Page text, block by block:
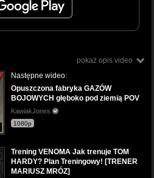
pokaż opis video
Następne wideo:
Opuszczona fabryka GAZÓW
BOJOWYCH głęboko pod ziemią POV
KawiakJones
1080p
Trening VENOMA Jak trenuje TOM
HARDY? Plan Treningowy! [TRENER
MARIUSZ MRÓZ]